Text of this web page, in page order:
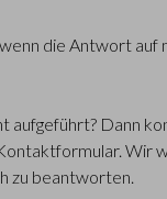
die Antwort auf
aufgeführt? Dann
Wir
zu beantworten.